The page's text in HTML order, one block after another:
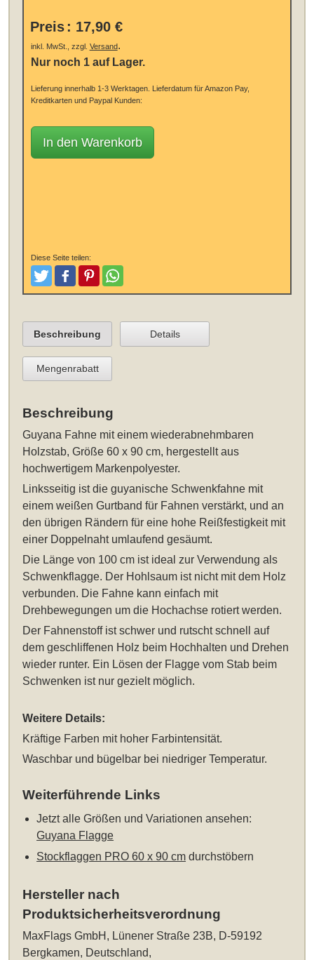
Preis : 17,90 €
inkl. MwSt., zzgl. Versand.
Nur noch 1 auf Lager.
Lieferung innerhalb 1-3 Werktagen. Lieferdatum für Amazon Pay,
Kreditkarten und Paypal Kunden:
In den Warenkorb
Diese Seite teilen:
TweetenPostenPinterestTeilen
Beschreibung Details
Mengenrabatt
Beschreibung
Guyana Fahne mit einem wiederabnehmbaren
Holzstab, Größe 60 x 90 cm, hergestellt aus
hochwertigem Markenpolyester.
Linksseitig ist die guyanische Schwenkfahne mit
einem weißen Gurtband für Fahnen verstärkt, und an
den übrigen Rändern für eine hohe Reißfestigkeit mit
einer Doppelnaht umlaufend gesäumt.
Die Länge von 100 cm ist ideal zur Verwendung als
Schwenkflagge. Der Hohlsaum ist nicht mit dem Holz
verbunden. Die Fahne kann einfach mit
Drehbewegungen um die Hochachse rotiert werden.
Der Fahnenstoff ist schwer und rutscht schnell auf
dem geschliffenen Holz beim Hochhalten und Drehen
wieder runter. Ein Lösen der Flagge vom Stab beim
Schwenken ist nur gezielt möglich.
Weitere Details:
Kräftige Farben mit hoher Farbintensität.
Waschbar und bügelbar bei niedriger Temperatur.
Weiterführende Links
Jetzt alle Größen und Variationen ansehen:
Guyana Flagge
Stockflaggen PRO 60 x 90 cm durchstöbern
Hersteller nach
Produktsicherheitsverordnung
MaxFlags GmbH, Lünener Straße 23B, D-59192
Bergkamen, Deutschland,